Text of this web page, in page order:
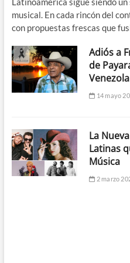
musical. En cada rincón del
con propuestas frescas que
Adiós a
de
14 mayo
La
Latinas
Música
2 marzo